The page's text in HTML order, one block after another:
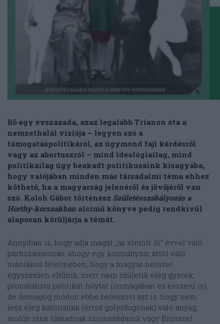
Bő egy évszázada, azaz legalább Trianon óta a
nemzethalál víziója – legyen szó a
támogatáspolitikáról, az úgymond faji kérdésről
vagy az abortuszról – mind ideológiailag, mind
politikailag úgy beakadt politikusaink kisagyába,
hogy valójában minden más társadalmi téma ehhez
köthető, ha a magyarság jelenéről és jövőjéről van
szó. Koloh Gábor történész Születésszabályozás a
Horthy-korszakban alcímű könyve pedig rendkívül
alaposan körüljárja a témát.
Annyiban is, hogy adja magát „az elmúlt 16” évvel való
párhuzamvonás: ahogy egy kormányzat attól való
mániákus félelmében, hogy a magyar nemzet
egyszerűen eltűnik, mert nem születik elég gyerek,
pronatalista politikát folytat (önmagában ez ésszerű is),
de demagóg módon ebbe beleszövi azt is, hogy nem
lesz elég katonának (értsd golyófogónak) való anyag,
midőn ránk támadnak szomszédaink vagy Brüsszel.